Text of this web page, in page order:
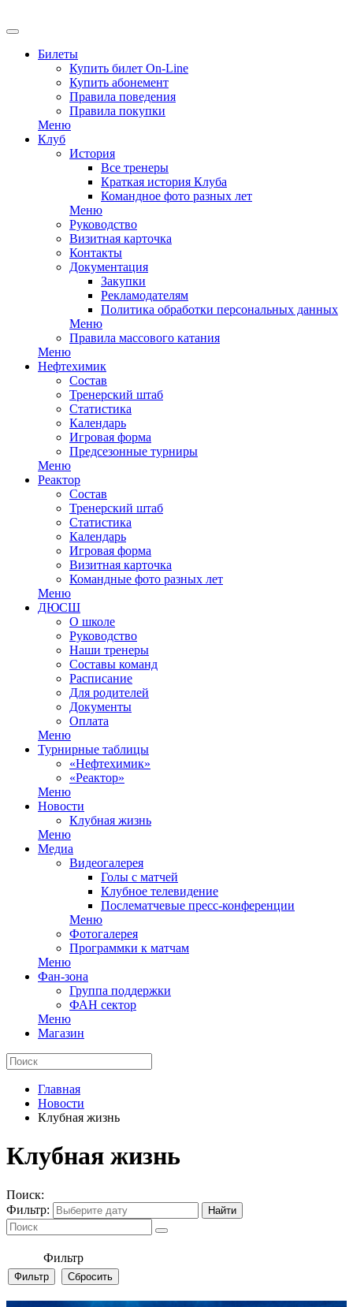
Билеты
Купить билет On-Line
Купить абонемент
Правила поведения
Правила покупки
Меню
Клуб
История
Все тренеры
Краткая история Клуба
Командное фото разных лет
Меню
Руководство
Визитная карточка
Контакты
Документация
Закупки
Рекламодателям
Политика обработки персональных данных
Меню
Правила массового катания
Меню
Нефтехимик
Состав
Тренерский штаб
Статистика
Календарь
Игровая форма
Предсезонные турниры
Меню
Реактор
Состав
Тренерский штаб
Статистика
Календарь
Игровая форма
Визитная карточка
Командные фото разных лет
Меню
ДЮСШ
О школе
Руководство
Наши тренеры
Составы команд
Расписание
Для родителей
Документы
Оплата
Меню
Турнирные таблицы
«Нефтехимик»
«Реактор»
Меню
Новости
Клубная жизнь
Меню
Медиа
Видеогалерея
Голы с матчей
Клубное телевидение
Послематчевые пресс-конференции
Меню
Фотогалерея
Программки к матчам
Меню
Фан-зона
Группа поддержки
ФАН сектор
Меню
Магазин
Главная
Новости
Клубная жизнь
Клубная жизнь
Поиск:
Фильтр:
Фильтр